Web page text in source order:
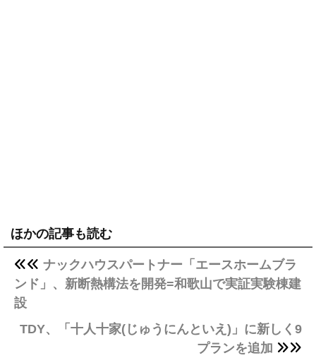
ほかの記事も読む
ナックハウスパートナー「エースホームブラ
ンド」、新断熱構法を開発=和歌山で実証実験棟建
設
TDY、「十人十家(じゅうにんといえ)」に新しく9
プランを追加